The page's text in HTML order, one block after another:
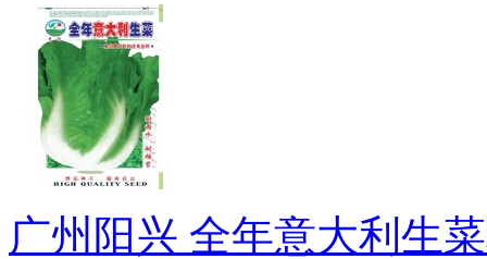
广州阳兴 全年意大利生